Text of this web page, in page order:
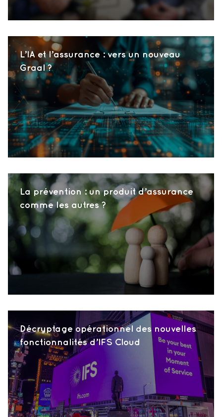
L’IA et l’assurance : vers un nouveau
Graal ?
La prévention : un produit d’assurance
comme les autres ?
Décryptage opérationnel des nouvelles
fonctionnalités d’IFS Cloud